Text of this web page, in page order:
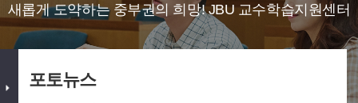
새롭게 도약하는 중부권의 희망! JBU 교수학습지원센터
포토뉴스